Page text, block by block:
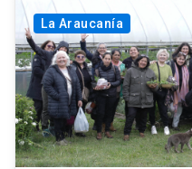
La Araucanía